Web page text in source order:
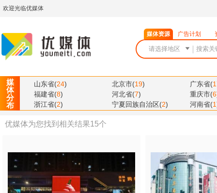
欢迎光临优媒体
媒体资源 广告计划
媒
体
分
布
山东省(24) 北京市(19) 广东省(
福建省(8) 河北省(7) 重庆市(6
浙江省(2) 宁夏回族自治区(2) 河南省(1
优媒体为您找到相关结果15个